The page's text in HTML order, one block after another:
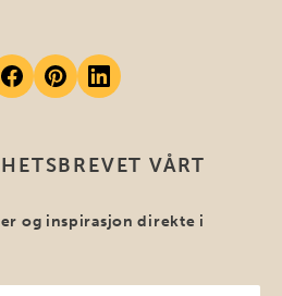
VÅRT
og inspirasjon direkte i